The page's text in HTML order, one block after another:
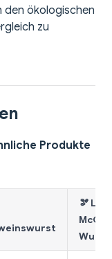
den ökologischen
zu
Produkte
🫘
Wurst